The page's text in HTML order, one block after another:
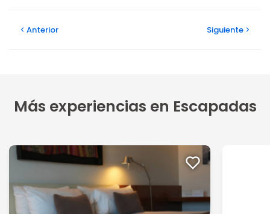
Anterior Siguiente
Más experiencias en Escapadas